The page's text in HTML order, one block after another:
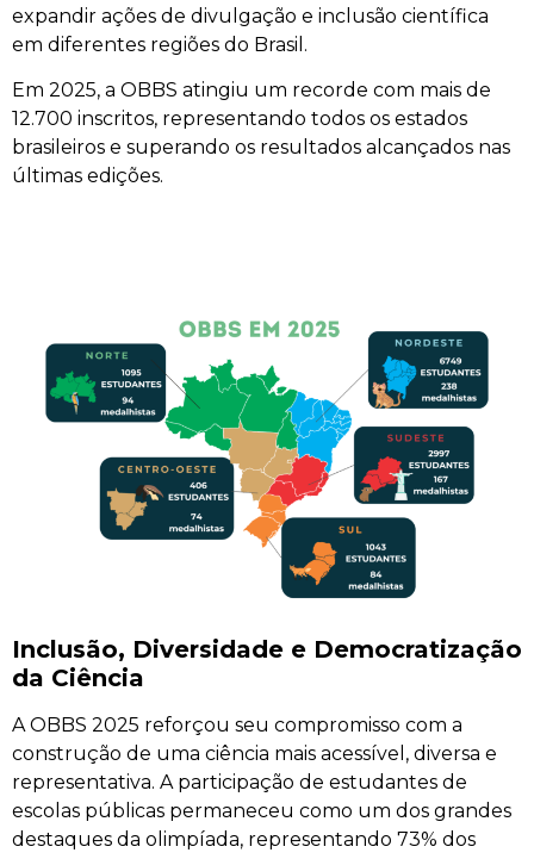
expandir ações de divulgação e inclusão científica
em diferentes regiões do Brasil.
Em 2025, a OBBS atingiu um recorde com mais de
12.700 inscritos, representando todos os estados
brasileiros e superando os resultados alcançados nas
últimas edições.
Inclusão, Diversidade e Democratização
da Ciência
A OBBS 2025 reforçou seu compromisso com a
construção de uma ciência mais acessível, diversa e
representativa. A participação de estudantes de
escolas públicas permaneceu como um dos grandes
destaques da olimpíada, representando 73% dos